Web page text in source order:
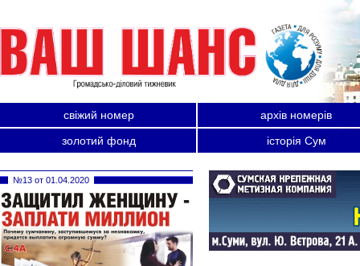
свіжий номер
архів номерів
золотий фонд
історія Сум
№13 от 01.04.2020